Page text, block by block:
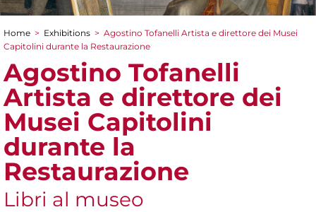
You are here
Home > Exhibitions > Agostino Tofanelli Artista e direttore dei Musei
Capitolini durante la Restaurazione
Agostino Tofanelli
Artista e direttore dei
Musei Capitolini
durante la
Restaurazione
Libri al museo